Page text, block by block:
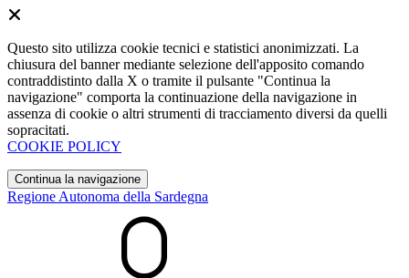
Questo sito utilizza cookie tecnici e statistici anonimizzati. La
chiusura del banner mediante selezione dell'apposito comando
contraddistinto dalla X o tramite il pulsante "Continua la
navigazione" comporta la continuazione della navigazione in
assenza di cookie o altri strumenti di tracciamento diversi da quelli
sopracitati.
COOKIE POLICY
Continua la navigazione
Regione Autonoma della Sardegna